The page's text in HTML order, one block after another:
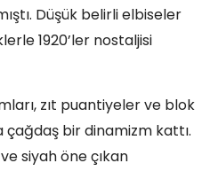
Düşük belirli elbiseler
1920’ler nostaljisi
zıt puantiyeler ve blok
bir dinamizm kattı.
siyah öne çıkan